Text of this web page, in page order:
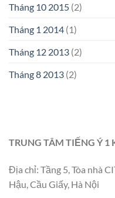
Tháng 10 2015 (2)
Tháng 1 2014 (1)
Tháng 12 2013 (2)
Tháng 8 2013 (2)
TRUNG TÂM TIẾNG Ý 1
Địa chỉ: Tầng 5, Tòa nhà
Hậu, Cầu Giấy, Hà Nội